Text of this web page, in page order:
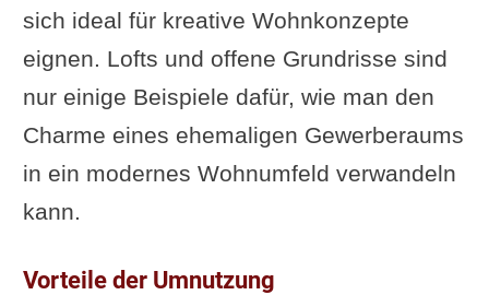
Überblick über
sich ideal für kreative Wohnkonzepte
eignen. Lofts und offene Grundrisse sind
nur einige Beispiele dafür, wie man den
Charme eines ehemaligen Gewerberaums
in ein modernes Wohnumfeld verwandeln
kann.
Vorteile der Umnutzung